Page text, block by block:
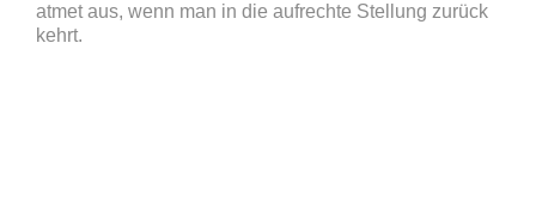
atmet aus, wenn man in die aufrechte Stellung zurück
kehrt.